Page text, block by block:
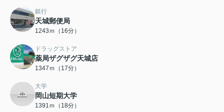
銀行
天城郵便局
1243ｍ（16分）
ドラッグストア
薬局ザグザグ天城店
1347ｍ（17分）
大学
岡山短期大学
1391ｍ（18分）